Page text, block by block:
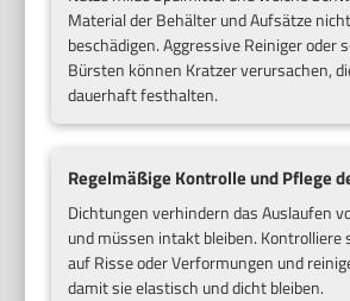
Material der Behälter und Aufsätze
beschädigen. Aggressive Reiniger oder
Bürsten können Kratzer verursachen,
dauerhaft festhalten.
Regelmäßige Kontrolle und Pflege
Dichtungen verhindern das Auslaufen
und müssen intakt bleiben. Kontrolliere
auf Risse oder Verformungen und
damit sie elastisch und dicht bleiben.